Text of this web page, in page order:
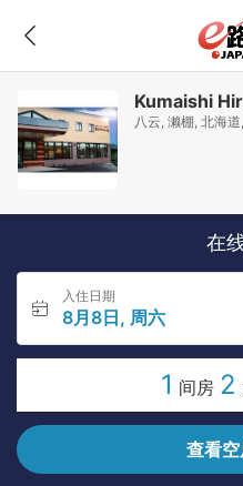
Kumaishi
八云, 濑棚, 北海
在
入住日期
8月8日, 周六
1 间房 2
查看